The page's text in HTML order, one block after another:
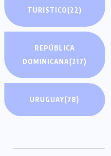
TURISTICO(22)
REPÚBLICA
DOMINICANA(217)
URUGUAY(78)